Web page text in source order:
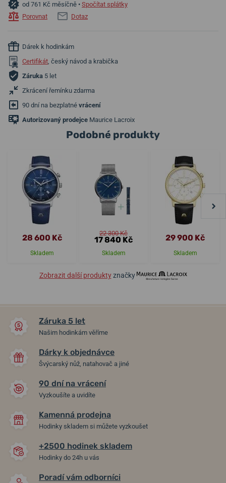
od 761 Kč měsíčně • Spočítat splátky
Porovnat
Dotaz
Dárek k hodinkám
Certifikát, český návod a krabička
Záruka 5 let
Zkrácení řemínku zdarma
90 dní na bezplatné vrácení
Autorizovaný prodejce Maurice Lacroix
Podobné produkty
28 600 Kč
Skladem
22 300 Kč
17 840 Kč
Skladem
29 900 Kč
Skladem
Zobrazit další produktyznačky
Záruka 5 let
Našim hodinkám věříme
Dárky k objednávce
Švýcarský nůž, natahovač a jiné
90 dní na vrácení
Vyzkoušíte a uvidíte
Kamenná prodejna
Hodinky skladem si můžete vyzkoušet
+2500 hodinek skladem
Hodinky do 24h u vás
Poradí vám odborníci